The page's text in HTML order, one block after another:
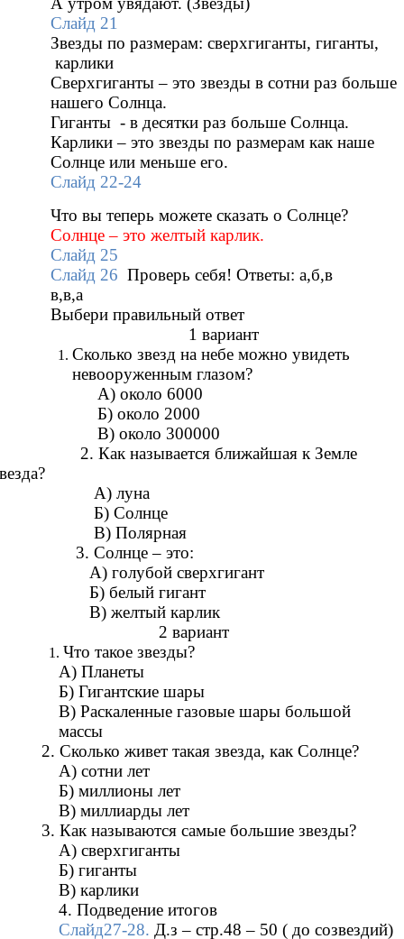
Слайд 21
Звезды по размерам: сверхгиганты, гиганты,
карлики
Сверхгиганты – это звезды в сотни раз больше
нашего Солнца.
Гиганты - в десятки раз больше Солнца.
Карлики – это звезды по размерам как наше
Солнце или меньше его.
Слайд 22-24
Что вы теперь можете сказать о Солнце?
Солнце – это желтый карлик.
Слайд 25
Слайд 26 Проверь себя! Ответы: а,б,в
в,в,а
Выбери правильный ответ
1 вариант
Сколько звезд на небе можно увидеть
невооруженным глазом?
А) около 6000
Б) около 2000
В) около 300000
Как называется ближайшая к Земле
луна
Солнце
Полярная
Солнце – это:
голубой сверхгигант
белый гигант
желтый карлик
2 вариант
Что такое звезды?
А) Планеты
Б) Гигантские шары
В) Раскаленные газовые шары большой
массы
2. Сколько живет такая звезда, как Солнце?
А) сотни лет
Б) миллионы лет
В) миллиарды лет
3. Как называются самые большие звезды?
А) сверхгиганты
Б) гиганты
В) карлики
4. Подведение итогов
Слайд27-28. Д.з – стр.48 – 50 ( до созвездий)